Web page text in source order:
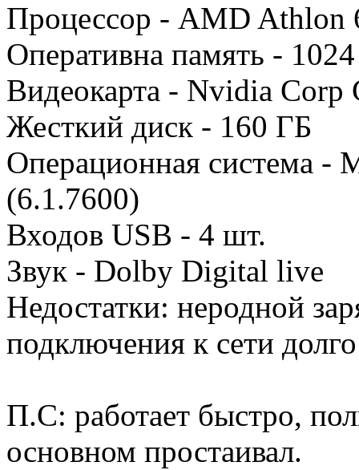
Процессор - AMD
Оперативна память -
Видеокарта - Nvidia Corp
Жесткий диск - 160 ГБ
Операционная система -
(6.1.7600)
Входов USB - 4 шт.
Звук - Dolby Digital live
Недостатки: неродной
подключения к сети
П.С: работает быстро,
основном простаивал.